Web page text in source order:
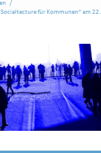
/
für Kommunen“ am 22.